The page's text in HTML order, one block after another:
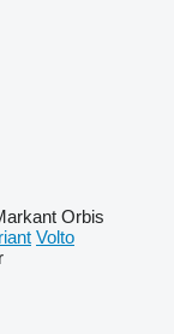
Orbis
Volto